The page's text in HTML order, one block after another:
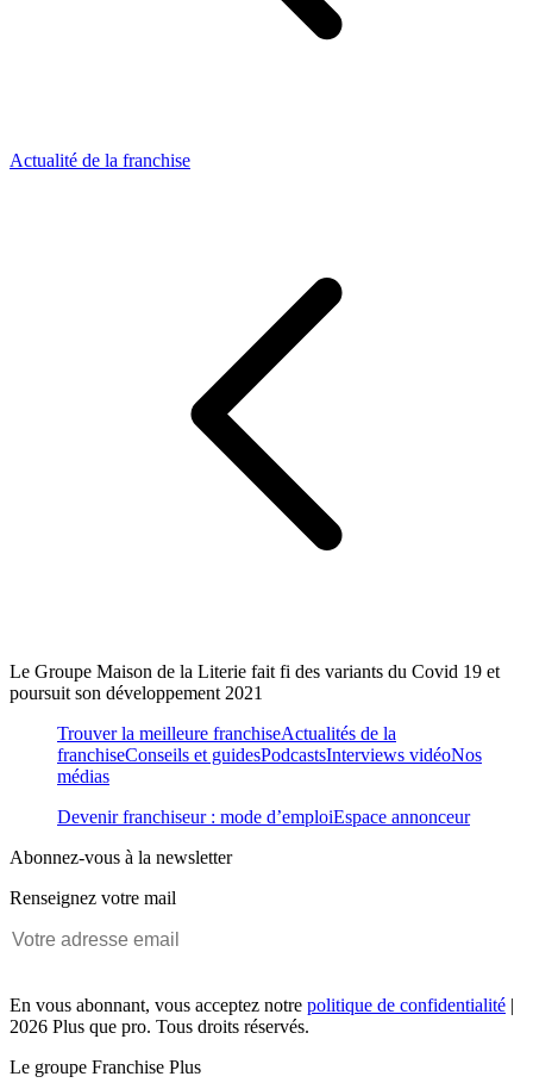
Actualité de la franchise
Le Groupe Maison de la Literie fait fi des variants du Covid 19 et
poursuit son développement 2021
Trouver la meilleure franchiseActualités de la
franchiseConseils et guidesPodcastsInterviews vidéoNos
médias
Devenir franchiseur : mode d’emploiEspace annonceur
Abonnez-vous à la newsletter
Renseignez votre mail
En vous abonnant, vous acceptez notre politique de confidentialité |
2026 Plus que pro. Tous droits réservés.
Le groupe Franchise Plus